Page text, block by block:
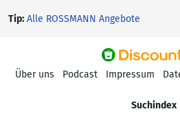
Tip: Alle ROSSMANN Angebote
Über uns Podcast Impressum
Suchindex